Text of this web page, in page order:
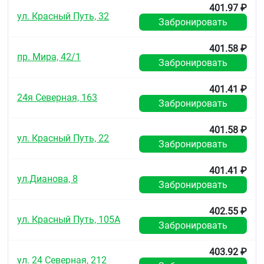
мальабсорбции.
Злоупотребление алкоголем, заболевания печени в
анамнезе, тяжёлые нарушения электролитного
баланса, эндокринные и метаболические
нарушения, артериальная гипотензия, тяжёлые
острые инфекции (сепсис), неконтролируемая
эпилепсия, обширные хирургические
Применение при беременности и в период
Аторвастатин противопоказан к применению при
беременности и в период грудного вскармливания.
Неизвестно, выводится ли аторвастатин с грудным
молоком. Учитывая возможность нежелательных
явлений у грудных детей, при необходимости
применения препарата в период лактации следует
решить вопрос о прекращении грудного
ул. Красный Путь, 32
401.97 ₽
Забронировать
пр. Мира, 42/1
401.58 ₽
Забронировать
24я Северная, 163
401.41 ₽
Забронировать
ул. Красный Путь, 22
401.58 ₽
Забронировать
ул.Дианова, 8
401.41 ₽
Забронировать
ул. Красный Путь, 105А
402.55 ₽
Забронировать
ул. 24 Северная, 212
403.92 ₽